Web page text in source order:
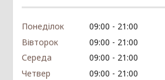
Понеділок 09:00
21:00
Вівторок
09:00
21:00
Середа
09:00
21:00
Четвер
09:00
21:00